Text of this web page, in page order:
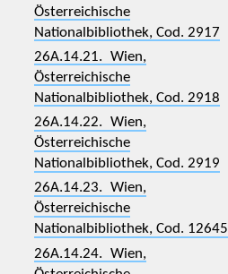
Österreichische
Nationalbibliothek, Cod. 2917
26A.14.21. Wien,
Österreichische
Nationalbibliothek, Cod. 2918
26A.14.22. Wien,
Österreichische
Nationalbibliothek, Cod. 2919
26A.14.23. Wien,
Österreichische
Nationalbibliothek, Cod. 12645
26A.14.24. Wien,